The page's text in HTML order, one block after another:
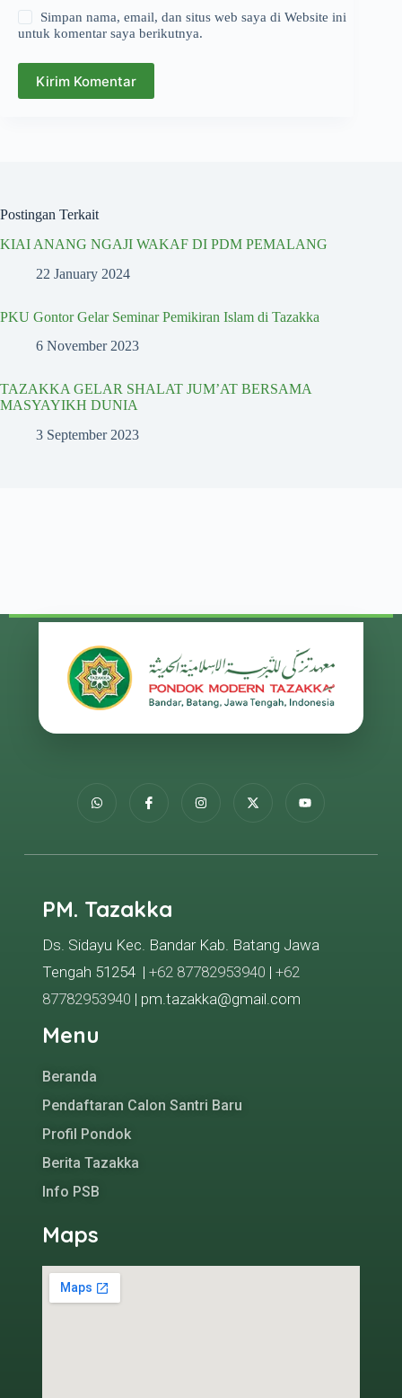
Simpan nama, email, dan situs web saya di Website ini
untuk komentar saya berikutnya.
Kirim Komentar
Postingan Terkait
KIAI ANANG NGAJI WAKAF DI PDM PEMALANG
22 January 2024
PKU Gontor Gelar Seminar Pemikiran Islam di Tazakka
6 November 2023
TAZAKKA GELAR SHALAT JUM’AT BERSAMA
MASYAYIKH DUNIA
3 September 2023
PM. Tazakka
Ds. Sidayu Kec. Bandar Kab. Batang Jawa
Tengah 51254 | +62 87782953940 | +62
87782953940 | pm.tazakka@gmail.com
Menu
Beranda
Pendaftaran Calon Santri Baru
Profil Pondok
Berita Tazakka
Info PSB
Maps